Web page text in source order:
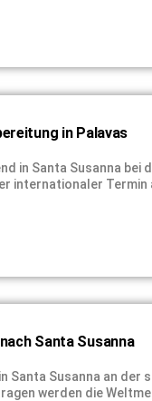
in Palavas
in Santa Susanna
internationaler
Santa Susanna
Santa Susanna an
werden die